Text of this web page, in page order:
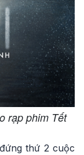
rạp phim Tết
thứ 2 cuộc